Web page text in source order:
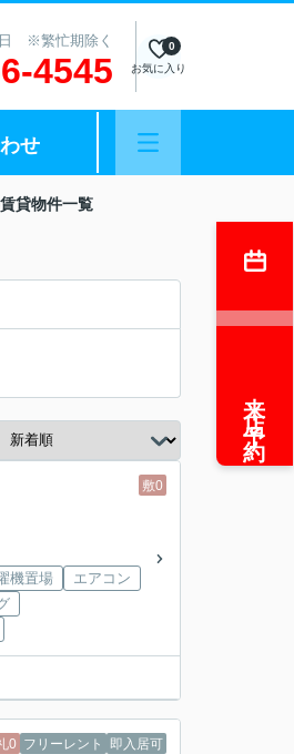
※繁忙期除く
4545 お気に入り
0
せ
貸物件一覧
敷0
機置場
エアコン
0 フリーレント 即入居可
来店予約